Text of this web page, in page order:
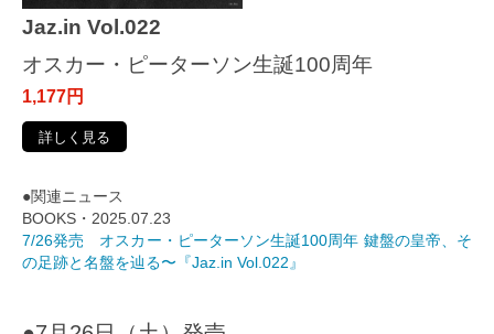
Jaz.in Vol.022
オスカー・ピーターソン生誕100周年
1,177円
詳しく見る
●関連ニュース
BOOKS・2025.07.23
7/26発売 オスカー・ピーターソン生誕100周年 鍵盤の皇帝、そ
の足跡と名盤を辿る〜『Jaz.in Vol.022』